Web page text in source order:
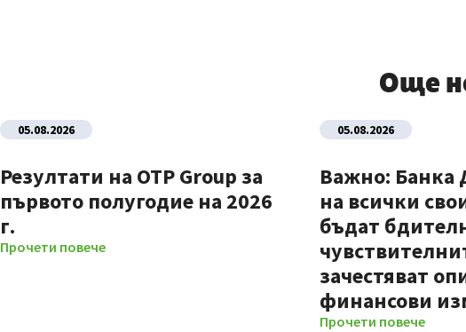
Още
05.08.2026
Резултати на OTP Group за
първото полугодие на 2026
г.
Прочети повече
05.08.2026
Важно: Банка
на всички
бъдат
зачестяват
финансови
Прочети повече